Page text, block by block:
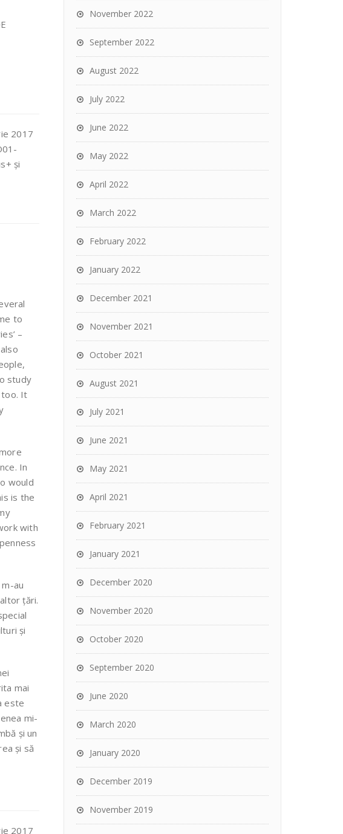
2017
și
to
–
study
too. It
In
would
is the
with
au
țări.
și
mai
este
mi-
și un
și să
2017
November 2022
September 2022
August 2022
July 2022
June 2022
May 2022
April 2022
March 2022
February 2022
January 2022
December 2021
November 2021
October 2021
August 2021
July 2021
June 2021
May 2021
April 2021
February 2021
January 2021
December 2020
November 2020
October 2020
September 2020
June 2020
March 2020
January 2020
December 2019
November 2019